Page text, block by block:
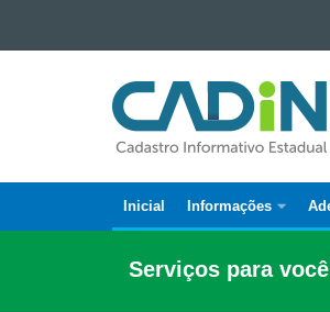
Ir para a navegação
Ir para a buscaCADASTRO
INFORMATIVO
ESTADUAL
Navegação
principal
Inicial Informações
Serviços para